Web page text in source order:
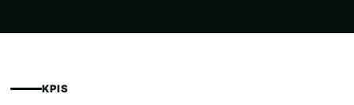
KPIS